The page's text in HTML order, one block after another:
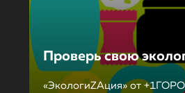
Проверь свою
«ЭкологиZAция» от